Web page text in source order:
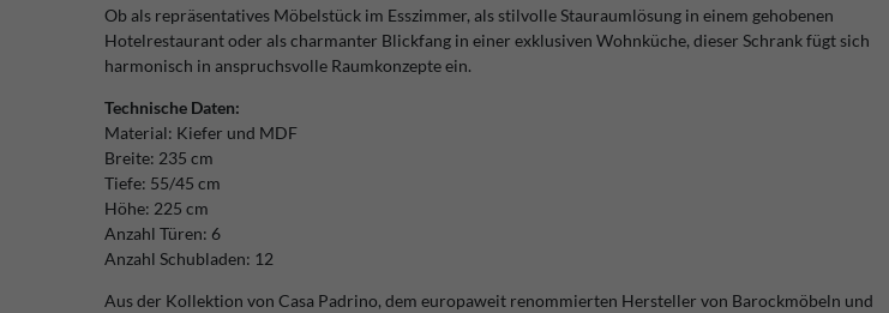
Ob als repräsentatives Möbelstück im Esszimmer, als stilvolle Stauraumlösung in einem gehobenen
Hotelrestaurant oder als charmanter Blickfang in einer exklusiven Wohnküche, dieser Schrank fügt sich
harmonisch in anspruchsvolle Raumkonzepte ein.
Technische Daten:
Material: Kiefer und MDF
Breite: 235 cm
Tiefe: 55/45 cm
Höhe: 225 cm
Anzahl Türen: 6
Anzahl Schubladen: 12
Aus der Kollektion von Casa Padrino, dem europaweit renommierten Hersteller von Barockmöbeln und